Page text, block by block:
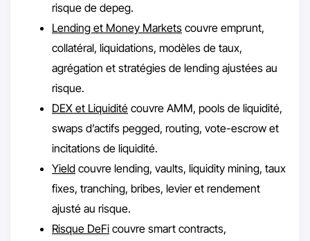
risque de depeg.
Lending et Money Markets couvre emprunt,
collatéral, liquidations, modèles de taux,
agrégation et stratégies de lending ajustées au
risque.
DEX et Liquidité couvre AMM, pools de liquidité,
swaps d’actifs pegged, routing, vote-escrow et
incitations de liquidité.
Yield couvre lending, vaults, liquidity mining, taux
fixes, tranching, bribes, levier et rendement
ajusté au risque.
Risque DeFi couvre smart contracts,